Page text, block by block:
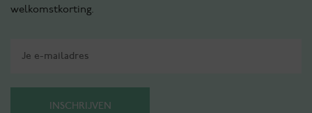
welkomstkorting.